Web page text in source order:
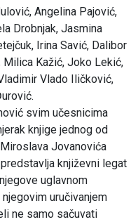
Angelina Pajović,
Drobnjak, Jasmina
Irina Savić, Dalibor
Milica Kažić, Joko Lekić,
Vlado Iličković,
svim učesnicima
knjige jednog od
Jovanovića
književni legat
uglavnom
uručivanjem
ne samo sačuvati